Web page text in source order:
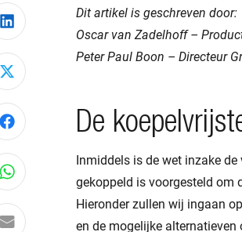
Dit artikel is geschreven door:
Oscar van Zadelhoff –
Peter Paul Boon – Directeur
De
Inmiddels is de wet inzake
gekoppeld is voorgesteld om
Hieronder zullen wij ingaan
en de mogelijke
Deel via LinkedIn
Deel via X
Deel via Facebook
Deel via WhatsApp
Delen via e-mail